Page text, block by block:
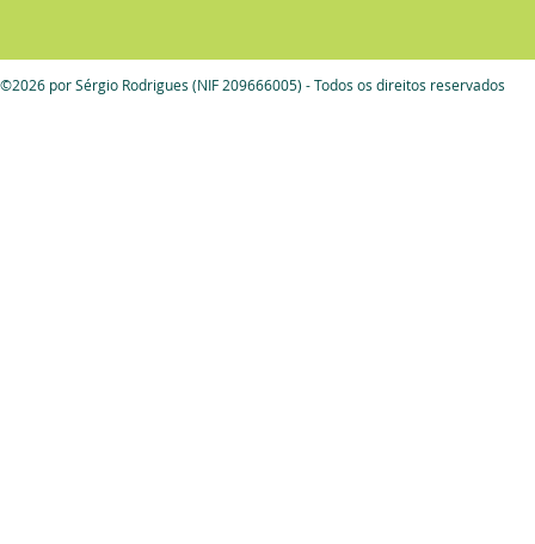
©2026 por Sérgio Rodrigues (NIF 209666005) - Todos os direitos reservados